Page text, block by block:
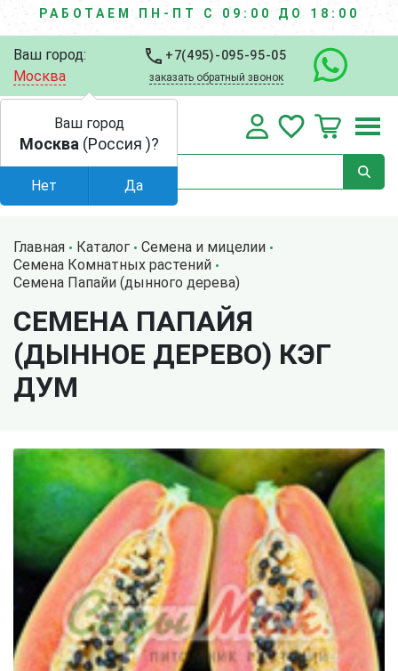
РАБОТАЕМ ПН-ПТ С 09:00 ДО 18:00
Ваш город:
Москва
+7(495)-095-95-05
заказать обратный звонок
Главная Каталог
Семена и мицелии
Семена Комнатных растений
Семена Папайи (дынного дерева)
СЕМЕНА ПАПАЙЯ
(ДЫННОЕ ДЕРЕВО) КЭГ
ДУМ
Ваш город
Москва (Россия )?
Нет Да